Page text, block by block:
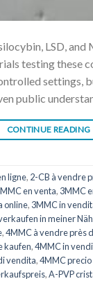
LSD,
testing these
public
CONTINUE READING
ligne, 2-CB à vendre
en venta, 3MMC
online, 3MMC in
in meiner
,4MMC à vendre près
kaufen,4MMC in
vendita,4MMC
,A-PVP